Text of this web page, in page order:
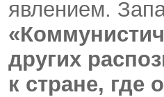
явлением.
других
к стране, где